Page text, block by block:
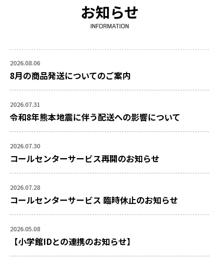
お知らせ
INFORMATION
2026.08.06
8月の商品発送についてのご案内
2026.07.31
令和8年熊本地震に伴う配送への影響について
2026.07.30
コールセンターサービス再開のお知らせ
2026.07.28
コールセンターサービス 臨時休止のお知らせ
2026.05.08
【小学館IDとの連携のお知らせ】